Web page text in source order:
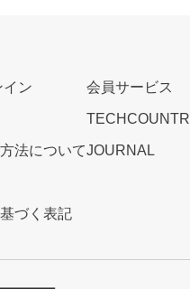
イン
法について
づく表記
会員サービス
JOURNAL